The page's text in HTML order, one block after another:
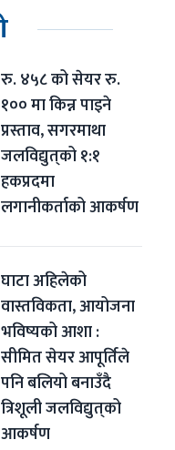
रु. ४५८ को सेयर रु.
१०० मा किन्न पाइने
प्रस्ताव, सगरमाथा
जलविद्युत्‌को १:१
हकप्रदमा
लगानीकर्ताको आकर्षण
घाटा अहिलेको
वास्तविकता, आयोजना
भविष्यको आशा :
सीमित सेयर आपूर्तिले
पनि बलियो बनाउँदै
त्रिशूली जलविद्युत्‌को
आकर्षण